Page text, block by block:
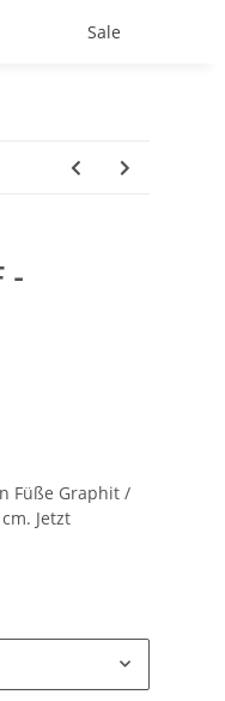
Sale
-
Füße Graphit /
Jetzt